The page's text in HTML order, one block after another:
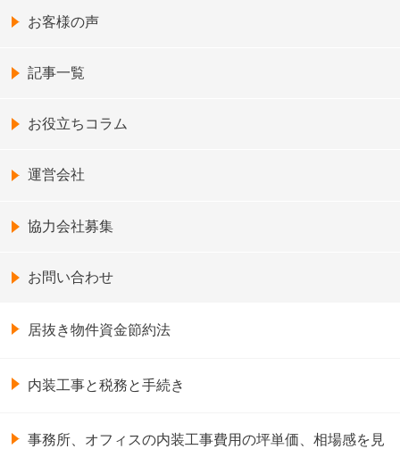
お客様の声
記事一覧
お役立ちコラム
運営会社
協力会社募集
お問い合わせ
居抜き物件資金節約法
内装工事と税務と手続き
事務所、オフィスの内装工事費用の坪単価、相場感を見